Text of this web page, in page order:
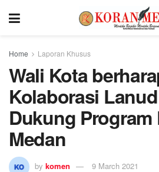
Home Laporan Khusus
Wali Kota
Kolaborasi
Dukung Program
Medan
by komen 9 March 2021